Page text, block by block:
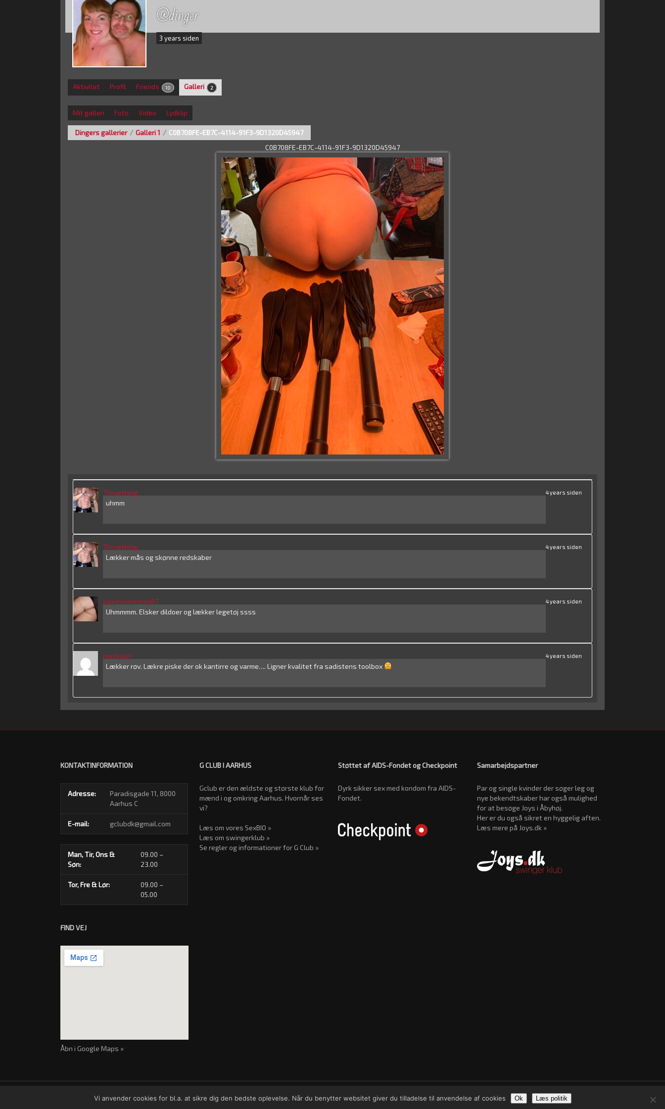
@dinger
3 years siden
Aktivitet Profil Friends 10 Galleri 2
Mit galleri Foto Video Lydklip
Dingers gallerier / Galleri 1 / C0B708FE-EB7C-4114-91F3-9D1320D45947
C0B708FE-EB7C-4114-91F3-9D1320D45947
Thruething 4 years siden
uhmm
Thruething 4 years siden
Lækker mås og skønne redskaber
sexyhookerboy87 4 years siden
Uhmmmm. Elsker dildoer og lækker legetøj ssss
maskulin 4 years siden
Lækker røv. Lækre piske der ok kantirre og varme…. Ligner kvalitet fra sadistens toolbox
KONTAKTINFORMATION
Adresse:
Paradisgade 11, 8000
Aarhus C
E-mail: gclubdk@gmail.com
Man, Tir, Ons &
Søn:
09.00 –
23.00
Tor, Fre & Lør:
09.00 –
05.00
FIND VEJ
Åbn i Google Maps »
G CLUB I AARHUS
Gclub er den ældste og største klub for
mænd i og omkring Aarhus. Hvornår ses
vi?
Læs om vores SexBIO »
Læs om swingerklub »
Se regler og informationer for G Club »
Støttet af AIDS-Fondet og Checkpoint
Dyrk sikker sex med kondom fra AIDS-
Fondet.
Samarbejdspartner
Par og single kvinder der søger leg og
nye bekendtskaber har også mulighed
for at besøge Joys i Åbyhøj.
Her er du også sikret en hyggelig aften.
Læs mere på Joys.dk »
Cookie- og privatlivspolitik
Vi anvender cookies for bl.a. at sikre dig den bedste oplevelse. Når du benytter websitet giver du tilladelse til anvendelse af cookies Ok Læs politik